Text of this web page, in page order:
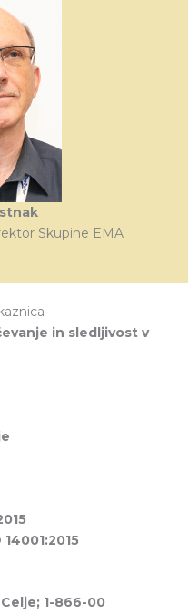
Skupine EMA
in sledljivost v
14001:2015
1-866-00